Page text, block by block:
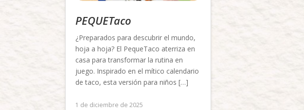
PEQUETaco
¿Preparados para descubrir el mundo,
hoja a hoja? El PequeTaco aterriza en
casa para transformar la rutina en
juego. Inspirado en el mítico calendario
de taco, esta versión para niños […]
1 de diciembre de 2025